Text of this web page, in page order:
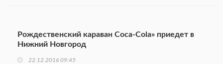
Рождественский караван Coca-Cola» приедет в
Нижний Новгород
22.12.2016 09:45